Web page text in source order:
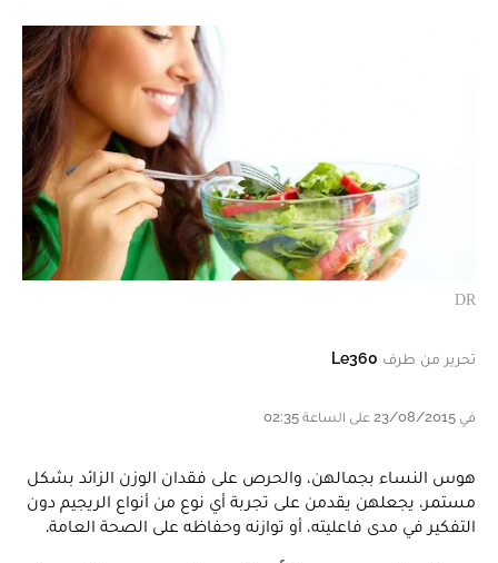
DR
تحرير من طرف Le360
في 23/08/2015 على الساعة 02:35
هوس النساء بجمالهن، والحرص على فقدان الوزن الزائد بشكل
مستمر، يجعلهن يقدمن على تجربة أي نوع من أنواع الريجيم دون
التفكير في مدى فاعليته، أو توازنه وحفاظه على الصحة العامة.